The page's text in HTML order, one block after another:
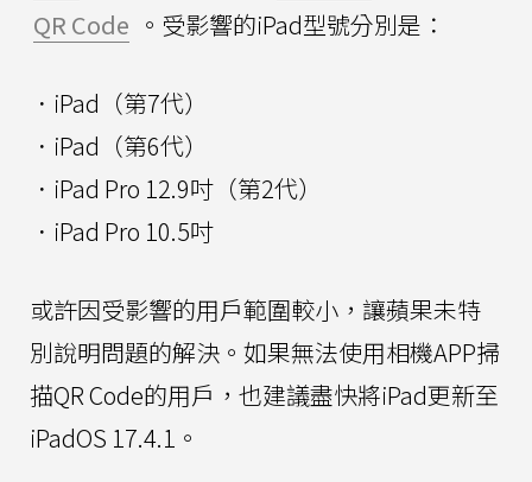
QR Code 。受影響的iPad型號分別是：
．iPad（第7代）
．iPad（第6代）
．iPad Pro 12.9吋（第2代）
．iPad Pro 10.5吋
或許因受影響的用戶範圍較小，讓蘋果未特
別說明問題的解決。如果無法使用相機APP掃
描QR Code的用戶，也建議盡快將iPad更新至
iPadOS 17.4.1。